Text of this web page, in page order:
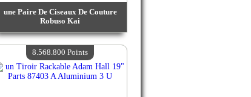
une Paire De Ciseaux De Couture
Robuso Kai
Valeur :11 320 000 Points
Quantité Disponible :4
8.568.800 Points